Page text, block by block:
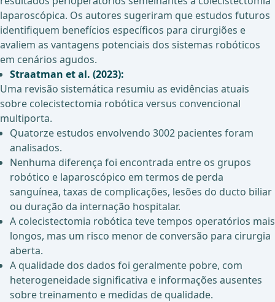
laparoscópica. Os autores sugeriram que estudos futuros
identifiquem benefícios específicos para cirurgiões e
avaliem as vantagens potenciais dos sistemas robóticos
em cenários agudos.
Straatman et al. (2023):
Uma revisão sistemática resumiu as evidências atuais
sobre colecistectomia robótica versus convencional
multiporta.
Quatorze estudos envolvendo 3002 pacientes foram
analisados.
Nenhuma diferença foi encontrada entre os grupos
robótico e laparoscópico em termos de perda
sanguínea, taxas de complicações, lesões do ducto biliar
ou duração da internação hospitalar.
A colecistectomia robótica teve tempos operatórios mais
longos, mas um risco menor de conversão para cirurgia
aberta.
A qualidade dos dados foi geralmente pobre, com
heterogeneidade significativa e informações ausentes
sobre treinamento e medidas de qualidade.